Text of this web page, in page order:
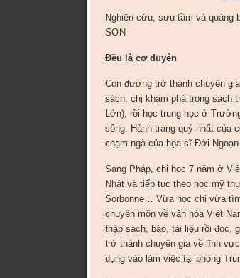
Nghiên cứu, sưu tầm và quảng
SƠN
Đều là cơ duyên
Con đường trở thành chuyên
sách, chị khám phá trong sách
Lớn), rồi học trung học ở
sống. Hành trang quý nhất của
chạm ngà của họa sĩ Đới Ngoạn
Sang Pháp, chị học 7 năm ở
Nhật và tiếp tục theo học mỹ
Sorbonne… Vừa học chị vừa
chuyên môn về văn hóa Việt
thập sách, báo, tài liệu rồi đọc,
trở thành chuyên gia về lĩnh
dụng vào làm việc tại phòng